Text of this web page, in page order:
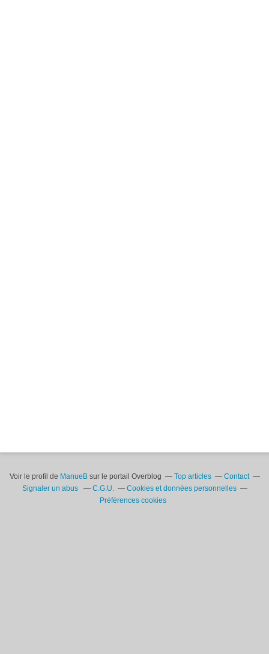
Voir le profil de ManueBsur le portail Overblog Top articles
Contact
Signaler un abus
C.G.U.
Cookies et données personnelles
Préférences cookies